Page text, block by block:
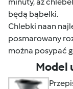
minuty, aż
będą bąbelki.
Chlebki naan
posmarowany
można posypać
Model